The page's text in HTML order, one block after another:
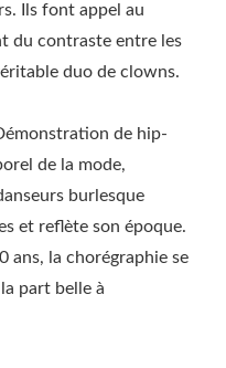
Ils font appel au
du contraste entre les
duo de clowns.
de hip-
de la mode,
burlesque
et reflète son époque.
ans, la chorégraphie se
part belle à